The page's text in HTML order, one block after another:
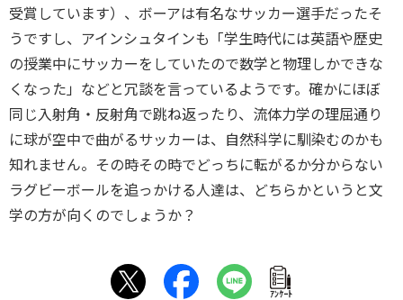
受賞しています）、ボーアは有名なサッカー選手だったそ
うですし、アインシュタインも「学生時代には英語や歴史
の授業中にサッカーをしていたので数学と物理しかできな
くなった」などと冗談を言っているようです。確かにほぼ
同じ入射角・反射角で跳ね返ったり、流体力学の理屈通り
に球が空中で曲がるサッカーは、自然科学に馴染むのかも
知れません。その時その時でどっちに転がるか分からない
ラグビーボールを追っかける人達は、どちらかというと文
学の方が向くのでしょうか？
ｱﾝｹｰﾄ